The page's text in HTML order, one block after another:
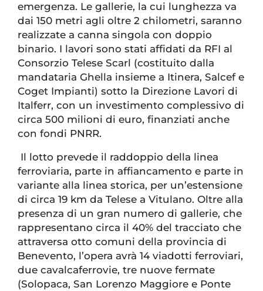
emergenza. Le gallerie, la cui lunghezza va
dai 150 metri agli oltre 2 chilometri, saranno
realizzate a canna singola con doppio
binario. I lavori sono stati affidati da RFI al
Consorzio Telese Scarl (costituito dalla
mandataria Ghella insieme a Itinera, Salcef e
Coget Impianti) sotto la Direzione Lavori di
Italferr, con un investimento complessivo di
circa 500 milioni di euro, finanziati anche
con fondi PNRR.
Il lotto prevede il raddoppio della linea
ferroviaria, parte in affiancamento e parte in
variante alla linea storica, per un’estensione
di circa 19 km da Telese a Vitulano. Oltre alla
presenza di un gran numero di gallerie, che
rappresentano circa il 40% del tracciato che
attraversa otto comuni della provincia di
Benevento, l’opera avrà 14 viadotti ferroviari,
due cavalcaferrovie, tre nuove fermate
(Solopaca, San Lorenzo Maggiore e Ponte